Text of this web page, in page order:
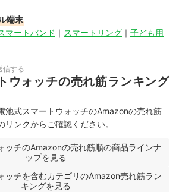
端末
マートバンド ｜ スマートリング ｜ 子ども用
信する
ウォッチの売れ筋ランキング
池式スマートウォッチのAmazonの売れ筋
リンクからご確認ください。
ッチのAmazonの売れ筋順の商品ラインナ
ップを見る
ッチを含むカテゴリのAmazon売れ筋ラン
キングを見る